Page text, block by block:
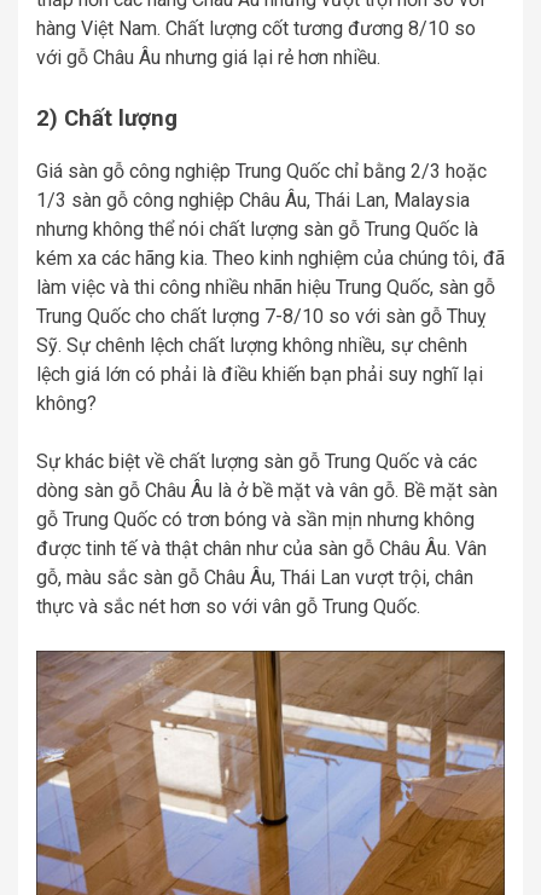
hàng Việt Nam. Chất lượng cốt tương đương 8/10 so
với gỗ Châu Âu nhưng giá lại rẻ hơn nhiều.
2) Chất lượng
Giá sàn gỗ công nghiệp Trung Quốc chỉ bằng 2/3 hoặc
1/3 sàn gỗ công nghiệp Châu Âu, Thái Lan, Malaysia
nhưng không thể nói chất lượng sàn gỗ Trung Quốc là
kém xa các hãng kia. Theo kinh nghiệm của chúng tôi, đã
làm việc và thi công nhiều nhãn hiệu Trung Quốc, sàn gỗ
Trung Quốc cho chất lượng 7-8/10 so với sàn gỗ Thuỵ
Sỹ. Sự chênh lệch chất lượng không nhiều, sự chênh
lệch giá lớn có phải là điều khiến bạn phải suy nghĩ lại
không?
Sự khác biệt về chất lượng sàn gỗ Trung Quốc và các
dòng sàn gỗ Châu Âu là ở bề mặt và vân gỗ. Bề mặt sàn
gỗ Trung Quốc có trơn bóng và sần mịn nhưng không
được tinh tế và thật chân như của sàn gỗ Châu Âu. Vân
gỗ, màu sắc sàn gỗ Châu Âu, Thái Lan vượt trội, chân
thực và sắc nét hơn so với vân gỗ Trung Quốc.